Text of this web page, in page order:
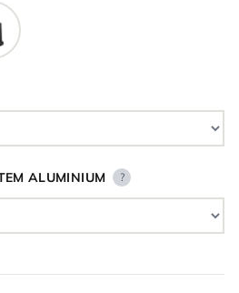
ALUMINIUM ?